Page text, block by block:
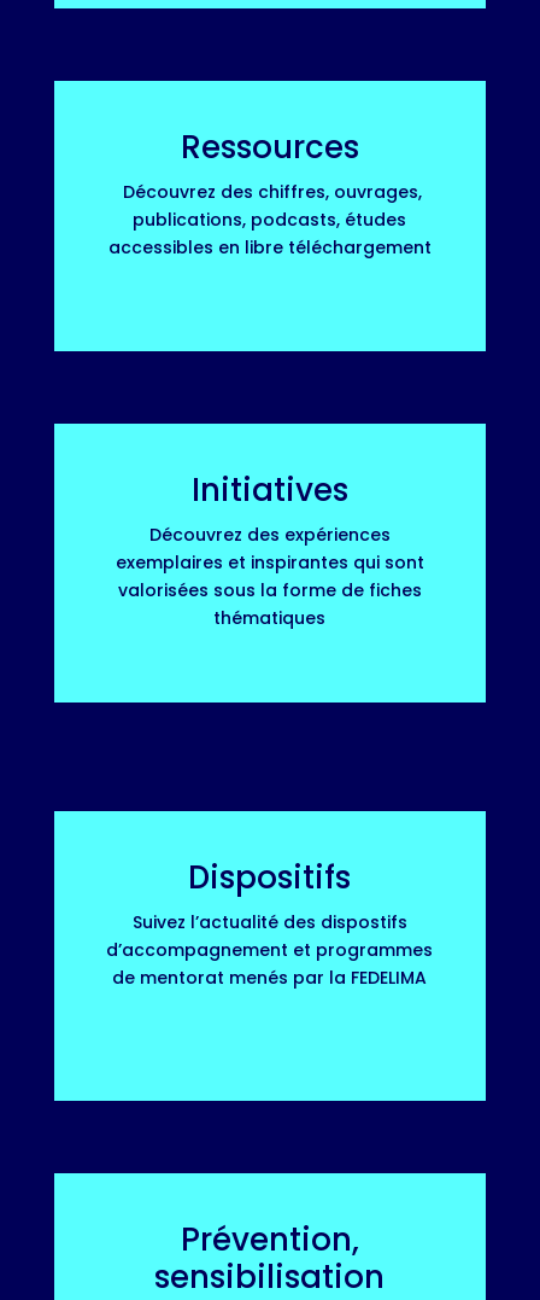
Ressources
Découvrez des chiffres, ouvrages,
publications, podcasts, études
accessibles en libre téléchargement
Initiatives
Découvrez des expériences
exemplaires et inspirantes qui sont
valorisées sous la forme de fiches
thématiques
Dispositifs
Suivez l’actualité des dispostifs
d’accompagnement et programmes
de mentorat menés par la FEDELIMA
Prévention,
sensibilisation